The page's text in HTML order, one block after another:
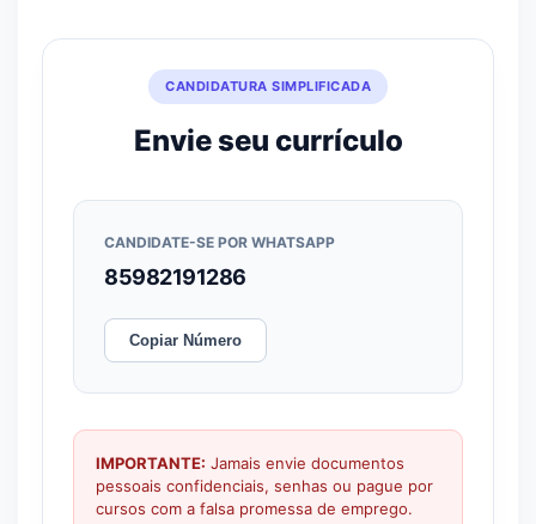
CANDIDATURA SIMPLIFICADA
Envie seu currículo
CANDIDATE-SE POR WHATSAPP
85982191286
Copiar Número
IMPORTANTE: Jamais envie documentos
pessoais confidenciais, senhas ou pague por
cursos com a falsa promessa de emprego.